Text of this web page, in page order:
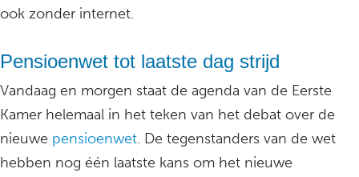
ook zonder internet.
Pensioenwet tot laatste dag strijd
Vandaag en morgen staat de agenda van de Eerste
Kamer helemaal in het teken van het debat over de
nieuwe pensioenwet. De tegenstanders van de wet
hebben nog één laatste kans om het nieuwe